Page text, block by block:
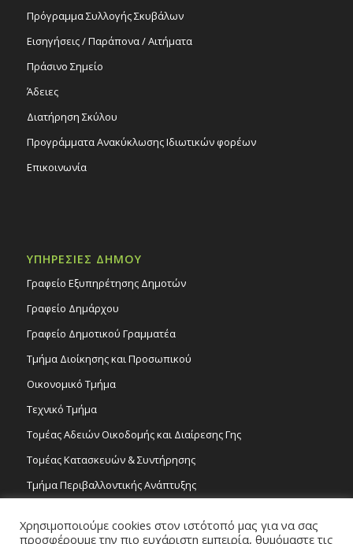
Πρόγραμμα Συλλογής Σκυβάλων
Εισηγήσεις / Παράπονα / Αιτήματα
Πράσινο Σημείο
Άδειες
Διατήρηση Σκύλου
Προγράμματα Ανακύκλωσης Ιδιωτικών φορέων
Επικοινωνία
ΥΠΗΡΕΣΙΕΣ ΔΗΜΟΥ
Γραφείο Εξυπηρέτησης Δημοτών
Γραφείο Δημάρχου
Γραφείο Δημοτικού Γραμματέα
Τμήμα Διοίκησης και Προσωπικού
Οικονομικό Τμήμα
Τεχνικό Τμήμα
Τομέας Αδειών Οικοδομής και Διαίρεσης Γης
Τομέας Κατασκευών & Συντήρησης
Τμήμα Περιβαλλοντικής Ανάπτυξης
Τομέας Γραμμάτων και Τεχνών
Χρησιμοποιούμε cookies στον ιστότοπό μας για να σας
προσφέρουμε την πιο ευχάριστη εμπειρία, θυμόμαστε τις